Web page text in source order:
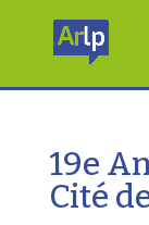
19e
Cité